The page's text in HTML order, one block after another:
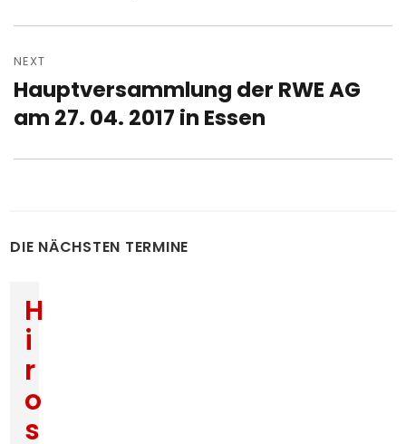
NEXT
Next
post:
Hauptversammlung der RWE AG
am 27. 04. 2017 in Essen
DIE NÄCHSTEN TERMINE
H
i
r
o
s